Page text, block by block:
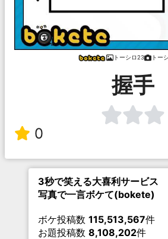
トーシロ23 トー
握手
0
3秒で笑える大喜利サービス
写真で一言ボケて(bokete)
ボケ投稿数 115,513,567件
お題投稿数 8,108,202件